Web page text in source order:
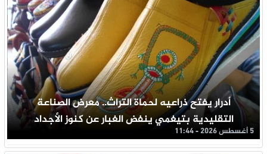
أدرار يفتح ذراعيه لحماة التراث.. معرض الصناعة
التقليدية بتيغمي ينفض الغبار عن كنوز الأجداد
5 أغسطس 2026 - 11:44